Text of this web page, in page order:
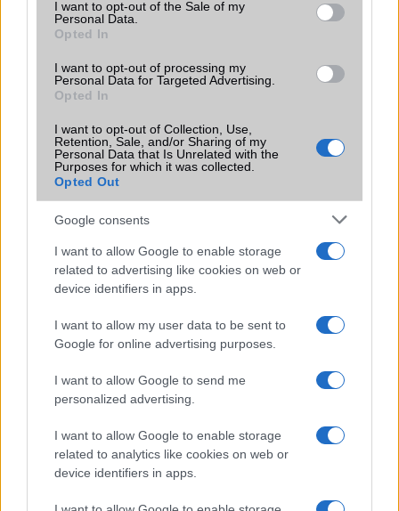
I want to opt-out of the Sale of my
Personal Data.
Opted In
I want to opt-out of processing my
Personal Data for Targeted Advertising.
Opted In
I want to opt-out of Collection, Use,
Retention, Sale, and/or Sharing of my
Personal Data that Is Unrelated with the
Purposes for which it was collected.
Opted Out
Google consents
I want to allow Google to enable storage
related to advertising like cookies on web or
device identifiers in apps.
I want to allow my user data to be sent to
Google for online advertising purposes.
I want to allow Google to send me
personalized advertising.
I want to allow Google to enable storage
related to analytics like cookies on web or
device identifiers in apps.
Honor X9 5G Honor 300 Pro
Honor Magic4 Honor Magic4 Lite